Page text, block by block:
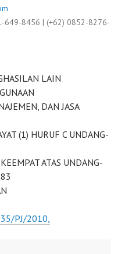
649-8456 | (+62) 0852-8276-
LAIN
DAN JASA
(1) HURUF C UNDANG-
ATAS UNDANG-
35/PJ/2010,